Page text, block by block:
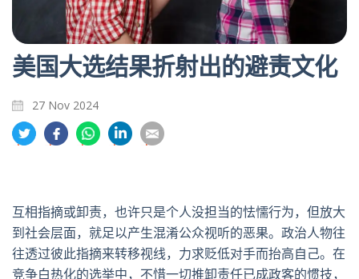
美国大选结果折射出的避责文化
27 Nov 2024
分
享
特
分
享
书
分
享
享
英
享
郵
互相指摘或卸责，也许只是个人没担当的怯懦行为，但放大
到社会层面，就足以产生混淆公众视听的恶果。政治人物往
往透过彼此指摘来转移视线，力求贬低对手而抬高自己。在
竞争白热化的选举中，不惜一切推卸责任已成政客的惯技，